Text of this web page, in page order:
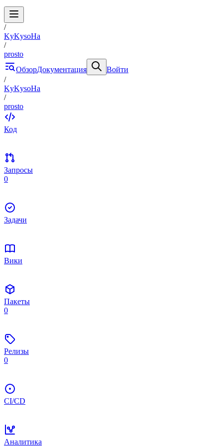
/
KyKysoHa
/
prosto
ОбзорДокументация
Войти
/
KyKysoHa
/
prosto
Код
Запросы
0
Задачи
Вики
Пакеты
0
Релизы
0
CI/CD
Аналитика